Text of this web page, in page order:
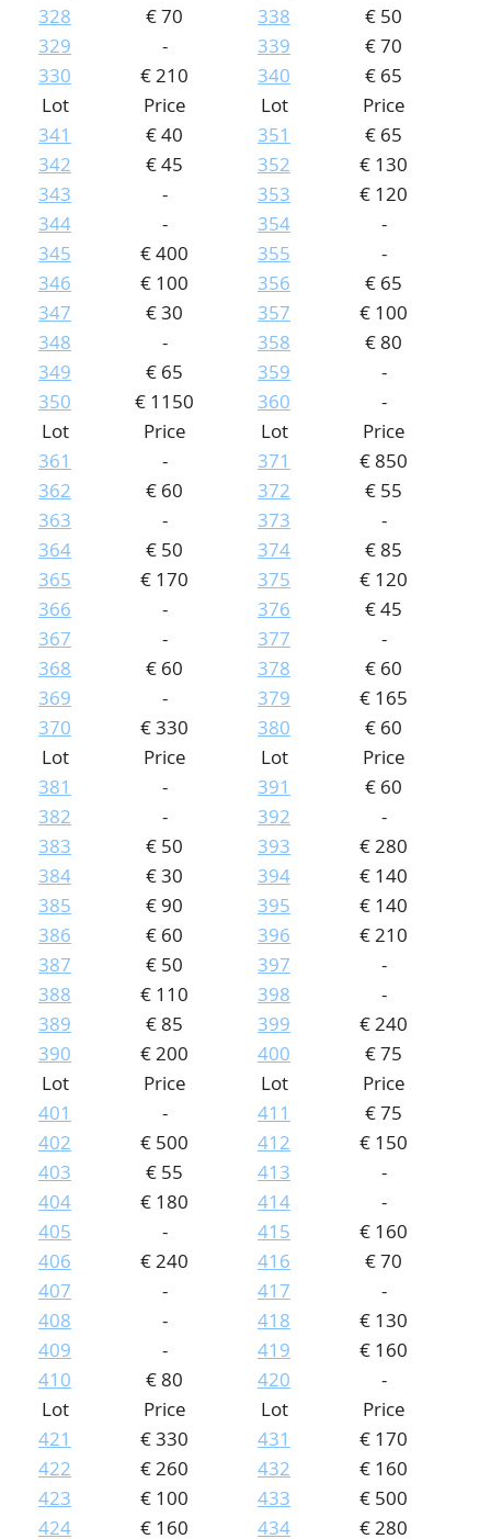
328
€ 70
329
-
330
€ 210
338
€ 50
339
€ 70
340
€ 65
Lot
Price
341
€ 40
342
€ 45
343
-
344
-
345
€ 400
346
€ 100
347
€ 30
348
-
349
€ 65
350
€ 1150
Lot
Price
351
€ 65
352
€ 130
353
€ 120
354
-
355
-
356
€ 65
357
€ 100
358
€ 80
359
-
360
-
Lot
Price
361
-
362
€ 60
363
-
364
€ 50
365
€ 170
366
-
367
-
368
€ 60
369
-
370
€ 330
Lot
Price
371
€ 850
372
€ 55
373
-
374
€ 85
375
€ 120
376
€ 45
377
-
378
€ 60
379
€ 165
380
€ 60
Lot
Price
381
-
382
-
383
€ 50
384
€ 30
385
€ 90
386
€ 60
387
€ 50
388
€ 110
389
€ 85
390
€ 200
Lot
Price
391
€ 60
392
-
393
€ 280
394
€ 140
395
€ 140
396
€ 210
397
-
398
-
399
€ 240
400
€ 75
Lot
Price
401
-
402
€ 500
403
€ 55
404
€ 180
405
-
406
€ 240
407
-
408
-
409
-
410
€ 80
Lot
Price
411
€ 75
412
€ 150
413
-
414
-
415
€ 160
416
€ 70
417
-
418
€ 130
419
€ 160
420
-
Lot
Price
421
€ 330
422
€ 260
423
€ 100
424
€ 160
Lot
Price
431
€ 170
432
€ 160
433
€ 500
434
€ 280